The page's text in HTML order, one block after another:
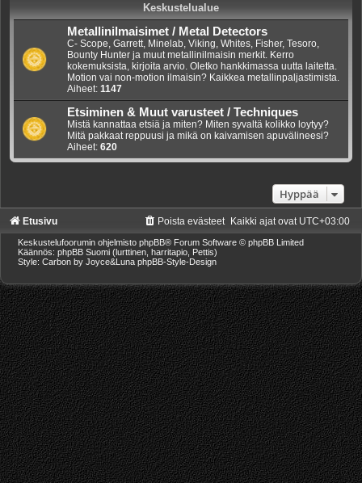
Keskustelualue
Metallinilmaisimet / Metal Detectors
C- Scope, Garrett, Minelab, Viking, Whites, Fisher, Tesoro,
Bounty Hunter ja muut metallinilmaisin merkit. Kerro
kokemuksista, kirjoita arvio. Oletko hankkimassa uutta laitetta.
Motion vai non-motion ilmaisin? Kaikkea metallinpaljastimista.
Aiheet: 1147
Etsiminen & Muut varusteet / Techniques
Mistä kannattaa etsiä ja miten? Miten syvaltä kolikko loytyy?
Mitä pakkaat reppuusi ja mikä on kaivamisen apuvälineesi?
Aiheet: 620
Hyppää
Etusivu Kaikki ajat ovat UTC+03:00
Poista evästeet
Keskustelufoorumin ohjelmisto phpBB® Forum Software © phpBB Limited
Käännös: phpBB Suomi (lurttinen, harritapio, Pettis)
Style: Carbon by Joyce&Luna phpBB-Style-Design